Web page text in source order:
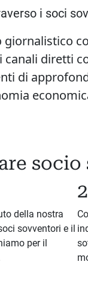
i soci
giornalistico
canali diretti
di
della nostra
sovventori e il
per il